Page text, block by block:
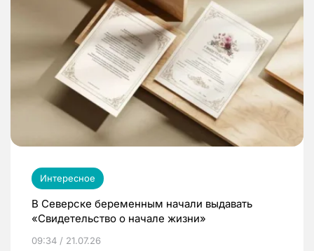
Интересное
В Северске беременным начали выдавать
«Свидетельство о начале жизни»
09:34 / 21.07.26